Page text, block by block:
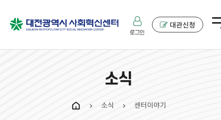
로그인
대관신청
소식
chevron_right 소식 chevron_right 센터이야기